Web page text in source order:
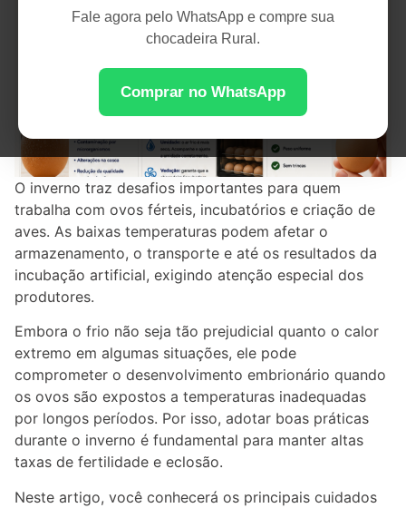
Fale agora pelo WhatsApp e compre sua
chocadeira Rural.
Comprar no WhatsApp
O inverno traz desafios importantes para quem
trabalha com ovos férteis, incubatórios e criação de
aves. As baixas temperaturas podem afetar o
armazenamento, o transporte e até os resultados da
incubação artificial, exigindo atenção especial dos
produtores.
Embora o frio não seja tão prejudicial quanto o calor
extremo em algumas situações, ele pode
comprometer o desenvolvimento embrionário quando
os ovos são expostos a temperaturas inadequadas
por longos períodos. Por isso, adotar boas práticas
durante o inverno é fundamental para manter altas
taxas de fertilidade e eclosão.
Neste artigo, você conhecerá os principais cuidados